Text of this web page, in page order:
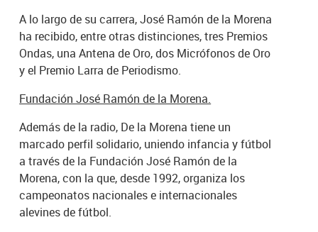
A lo largo de su carrera, José Ramón de la Morena
ha recibido, entre otras distinciones, tres Premios
Ondas, una Antena de Oro, dos Micrófonos de Oro
y el Premio Larra de Periodismo.
Fundación José Ramón de la Morena.
Además de la radio, De la Morena tiene un
marcado perfil solidario, uniendo infancia y fútbol
a través de la Fundación José Ramón de la
Morena, con la que, desde 1992, organiza los
campeonatos nacionales e internacionales
alevines de fútbol.